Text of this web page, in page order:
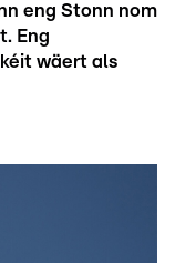
eng Stonn nom
Eng
wäert als